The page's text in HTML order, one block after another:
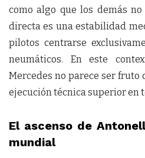
como algo que los demás
directa es una estabilidad
pilotos centrarse
neumáticos. En este
Mercedes no parece ser fruto
ejecución técnica superior en
El ascenso de
mundial